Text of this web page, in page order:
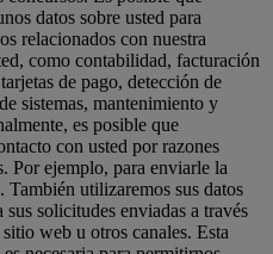
datos sobre usted para
relacionados con nuestra
como contabilidad, facturación
de pago, detección de
sistemas, mantenimiento y
es posible que
con usted por razones
Por ejemplo, para enviarle la
utilizaremos sus datos
sus solicitudes enviadas a través
web u otros canales. Esta